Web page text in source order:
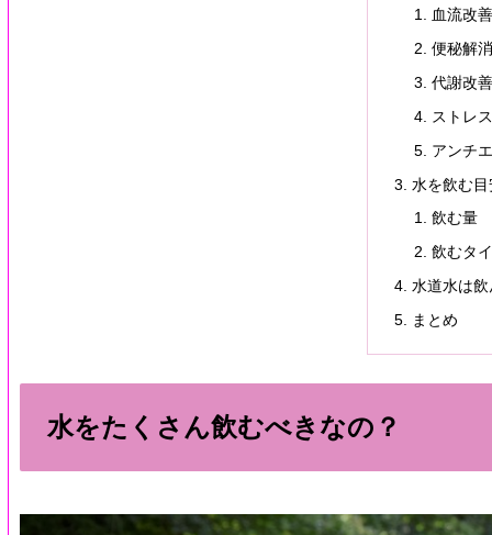
血流改善
便秘解消
代謝改善
ストレ
アンチ
水を飲む目
飲む量
飲むタ
水道水は
まとめ
水をたくさん飲むべきなの？